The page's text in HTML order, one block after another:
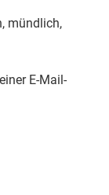
mündlich,
E-Mail-